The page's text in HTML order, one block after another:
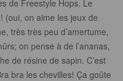
de Freestyle Hops. Le
(oui, on aime les jeux de
très très peu d’amertume,
on pense à de l’ananas,
de résine de sapin. C’est
bra les chevilles! Ça goûte